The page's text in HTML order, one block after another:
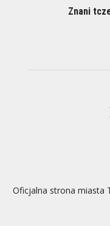
Znani
Oficjalna strona miasta